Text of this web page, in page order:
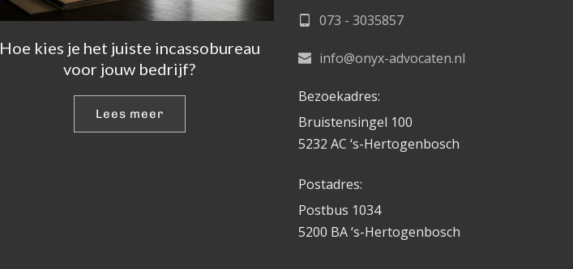
Hoe kies je het juiste incassobureau
voor jouw bedrijf?
Lees meer
073 - 3035857
info@onyx-advocaten.nl
Bezoekadres:
Bruistensingel 100
5232 AC ‘s-Hertogenbosch
Postadres:
Postbus 1034
5200 BA ‘s-Hertogenbosch